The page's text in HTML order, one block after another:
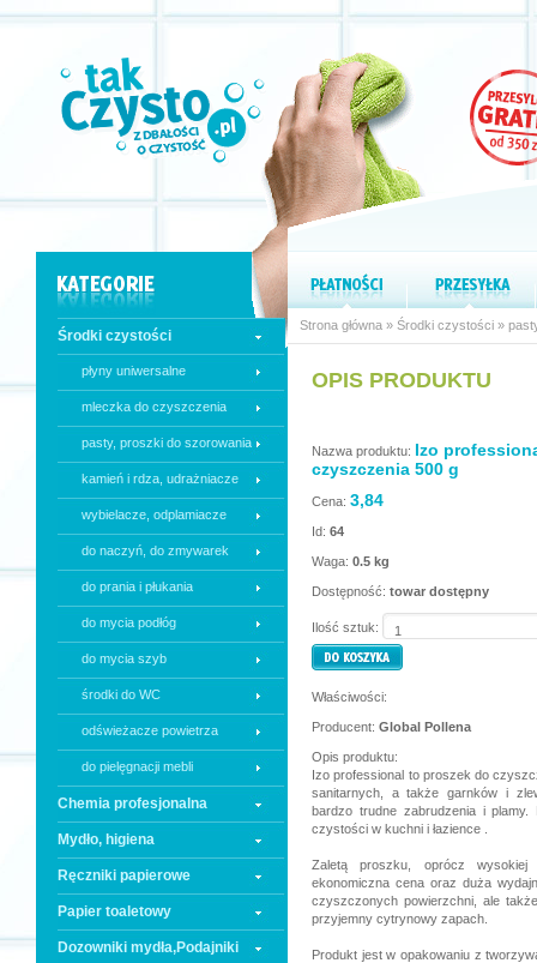
Środki czystości
płyny uniwersalne
mleczka do czyszczenia
pasty, proszki do szorowania
kamień i rdza, udrażniacze
wybielacze, odplamiacze
do naczyń, do zmywarek
do prania i płukania
do mycia podłóg
do mycia szyb
środki do WC
odświeżacze powietrza
do pielęgnacji mebli
Chemia profesjonalna
Mydło, higiena
Ręczniki papierowe
Papier toaletowy
Dozowniki mydła,Podajniki
Strona główna » Środki czystości »
OPIS PRODUKTU
Nazwa produktu: Izo
czyszczenia 500 g
Cena: 3,84
Id: 64
Waga: 0.5 kg
Dostępność: towar dostępny
Ilość sztuk:
Właściwości:
Producent: Global Pollena
Opis produktu:
Izo professional to proszek do
sanitarnych, a także garnków i
bardzo trudne zabrudzenia i plamy.
czystości w kuchni i łazience .
Zaletą proszku, oprócz wysokiej
ekonomiczna cena oraz duża
czyszczonych powierzchni, ale
przyjemny cytrynowy zapach.
Produkt jest w opakowaniu z